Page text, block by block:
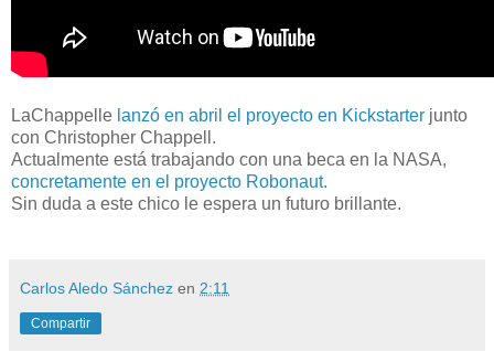
LaChappelle lanzó en abril el proyecto en Kickstarter junto
con Christopher Chappell.
Actualmente está trabajando con una beca en la NASA,
concretamente en el proyecto Robonaut.
Sin duda a este chico le espera un futuro brillante.
Carlos Aledo Sánchez en 2:11
Compartir